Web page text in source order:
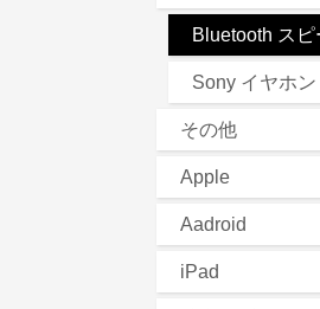
Bluetooth スピ
Sony イヤホン
その他
Apple
Aadroid
iPad